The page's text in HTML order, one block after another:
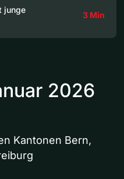
junge
3 Min
2026
Kantonen Bern,